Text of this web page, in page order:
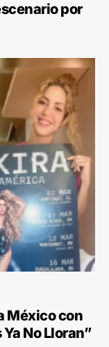
por
México con
No Lloran”